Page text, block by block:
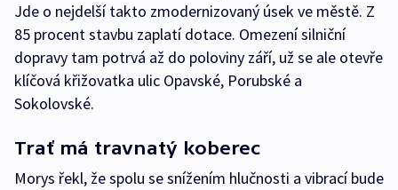
Jde o nejdelší takto zmodernizovaný úsek ve městě. Z
85 procent stavbu zaplatí dotace. Omezení silniční
dopravy tam potrvá až do poloviny září, už se ale otevře
klíčová křižovatka ulic Opavské, Porubské a
Sokolovské.
Trať má travnatý koberec
Morys řekl, že spolu se snížením hlučnosti a vibrací bude